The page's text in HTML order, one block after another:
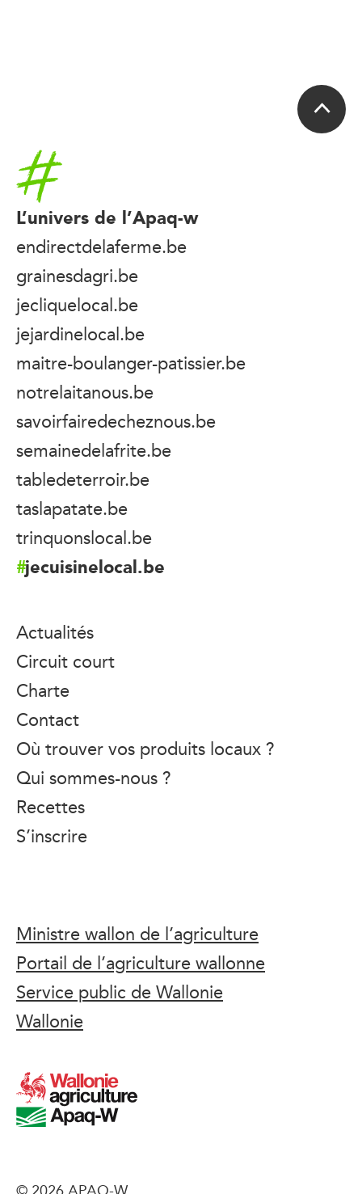
Accueil
L’univers de l’Apaq-w
endirectdelaferme.be
grainesdagri.be
jecliquelocal.be
jejardinelocal.be
maitre-boulanger-patissier.be
notrelaitanous.be
savoirfairedecheznous.be
semainedelafrite.be
tabledeterroir.be
taslapatate.be
trinquonslocal.be
jecuisinelocal.be
Actualités
Circuit court
Charte
Contact
Où trouver vos produits locaux ?
Qui sommes-nous ?
Recettes
S’inscrire
Ministre wallon de l’agriculture
Portail de l’agriculture wallonne
Service public de Wallonie
Wallonie